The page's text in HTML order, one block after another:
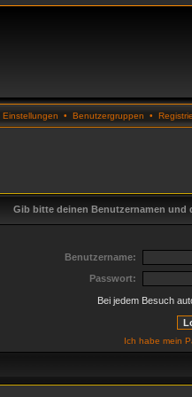
Einstellungen • Benutzergruppen •
Gib bitte deinen Benutzernamen und
Benutzername:
Passwort:
Bei jedem Besuch
Ich habe mein